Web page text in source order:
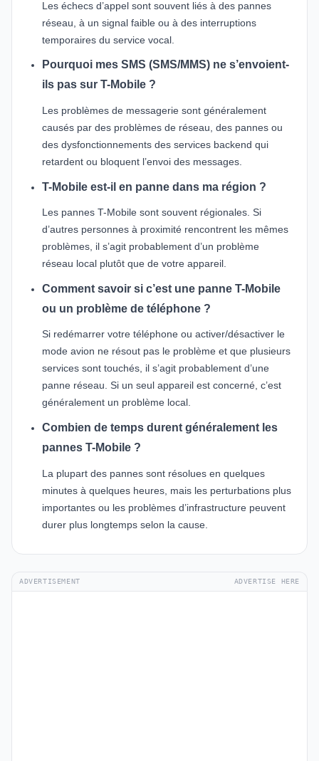
Les échecs d’appel sont souvent liés à des pannes
réseau, à un signal faible ou à des interruptions
temporaires du service vocal.
Pourquoi mes SMS (SMS/MMS) ne s’envoient-
ils pas sur T-Mobile ?
Les problèmes de messagerie sont généralement
causés par des problèmes de réseau, des pannes ou
des dysfonctionnements des services backend qui
retardent ou bloquent l’envoi des messages.
T-Mobile est-il en panne dans ma région ?
Les pannes T-Mobile sont souvent régionales. Si
d’autres personnes à proximité rencontrent les mêmes
problèmes, il s’agit probablement d’un problème
réseau local plutôt que de votre appareil.
Comment savoir si c’est une panne T-Mobile
ou un problème de téléphone ?
Si redémarrer votre téléphone ou activer/désactiver le
mode avion ne résout pas le problème et que plusieurs
services sont touchés, il s’agit probablement d’une
panne réseau. Si un seul appareil est concerné, c’est
généralement un problème local.
Combien de temps durent généralement les
pannes T-Mobile ?
La plupart des pannes sont résolues en quelques
minutes à quelques heures, mais les perturbations plus
importantes ou les problèmes d’infrastructure peuvent
durer plus longtemps selon la cause.
ADVERTISEMENT ADVERTISE HERE